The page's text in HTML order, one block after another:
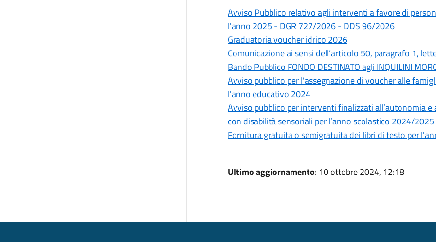
Avviso Pubblico relativo agli interventi a favore di
l'anno 2025 - DGR 727/2026 - DDS 96/2026
Graduatoria voucher idrico 2026
Comunicazione ai sensi dell’articolo 50, paragrafo 1,
Bando Pubblico FONDO DESTINATO agli INQUILINI
Avviso pubblico per l'assegnazione di voucher alle
l'anno educativo 2024
Avviso pubblico per interventi finalizzati all’autonomia
con disabilità sensoriali per l’anno scolastico 2024/2025
Fornitura gratuita o semigratuita dei libri di testo per
Ultimo aggiornamento: 10 ottobre 2024, 12:18